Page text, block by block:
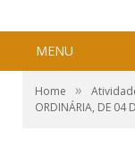
MENU
Home »
ORDINÁRIA, DE 04